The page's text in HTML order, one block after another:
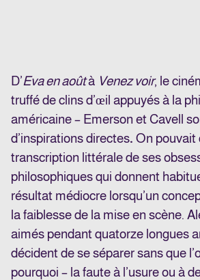
D’Eva en aoûtà Venez voir, le
truffé de clins d’œil appuyés à la
américaine – Emerson et Cavell
d’inspirations directes. On pouvait
transcription littérale de ses
philosophiques qui donnent
résultat médiocre lorsqu’un
la faiblesse de la mise en scène.
aimés pendant quatorze longues
décident de se séparer sans que
pourquoi – la faute à l’usure ou à